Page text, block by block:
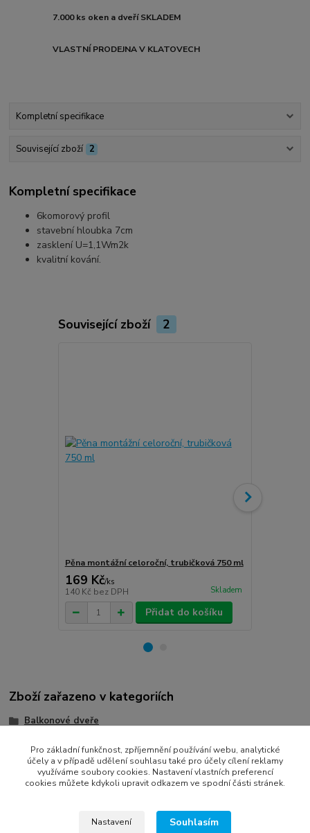
7.000 ks oken a dveří SKLADEM
VLASTNÍ PRODEJNA V KLATOVECH
Kompletní specifikace
Související zboží 2
Kompletní specifikace
6komorový profil
stavební hloubka 7cm
zasklení U=1,1Wm2k
kvalitní kování.
Související zboží 2
Pěna montážní celoroční, trubičková 750 ml
169 Kč/ks
140 Kč bez DPH Skladem
Přidat do košíku
Zboží zařazeno v kategoriích
Balkonové dveře
balkonové dveře dvoukřídlé
Pro základní funkčnost, zpříjemnění používání webu, analytické
účely a v případě udělení souhlasu také pro účely cílení reklamy
využíváme soubory cookies. Nastavení vlastních preferencí
cookies můžete kdykoli upravit odkazem ve spodní části stránek.
Nastavení Souhlasím